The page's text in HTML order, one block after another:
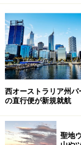
ト
マンチ
ェスタ
ー
manchester
ボグオ
フ
BOGOF
西オーストラリア州パ
の直行便が新規就航
聖地